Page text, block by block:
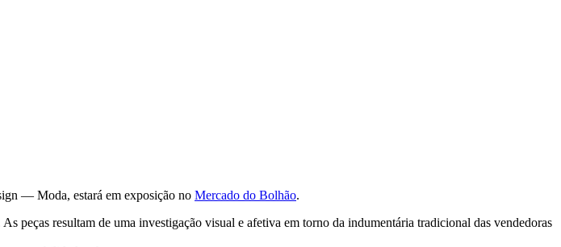
— Moda, estará em exposição no Mercado do Bolhão.
peças resultam de uma investigação visual e afetiva em torno da indumentária tradicional das vendedoras